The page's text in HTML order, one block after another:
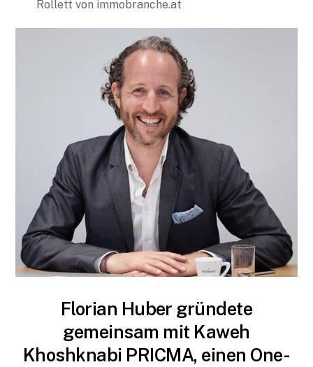
Rollett von immobranche.at
Florian Huber gründete
gemeinsam mit Kaweh
Khoshknabi PRICMA, einen One-